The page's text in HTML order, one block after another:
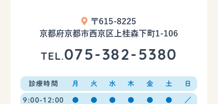
〒615-8225
京都府京都市西京区上桂森下町1-106
TEL.075-382-5380
診療時間 月 火 水 木 金 土 日
9:00-12:00 ● ● ● ● ● ● ／